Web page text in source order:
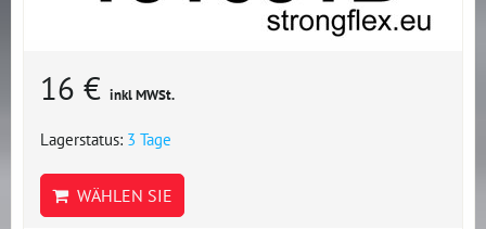
16 € inkl MWSt.
Lagerstatus: 3 Tage
WÄHLEN SIE